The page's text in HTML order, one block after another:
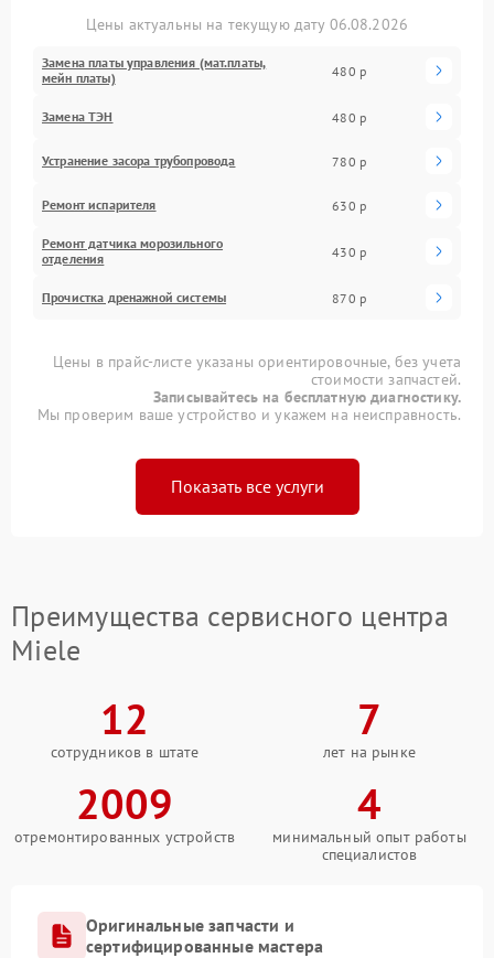
Цены актуальны на текущую дату 06.08.2026
Замена платы управления (мат.платы,
мейн платы)
480 р
Замена ТЭН 480 р
Устранение засора трубопровода 780 р
Ремонт испарителя 630 р
Ремонт датчика морозильного
отделения
430 р
Прочистка дренажной системы 870 р
Цены в прайс-листе указаны ориентировочные, без учета
стоимости запчастей.
Записывайтесь на бесплатную диагностику.
Мы проверим ваше устройство и укажем на неисправность.
Показать все услуги
Преимущества сервисного центра
Miele
12
сотрудников в штате
7
лет на рынке
2009
отремонтированных устройств
4
минимальный опыт работы
специалистов
Оригинальные запчасти и
сертифицированные мастера